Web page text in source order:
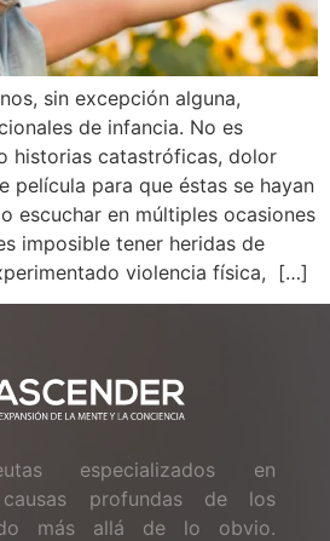
sin excepción alguna,
de infancia. No es
historias catastróficas, dolor
película para que éstas se hayan
escuchar en múltiples ocasiones
imposible tener heridas de
violencia física, […]
especializados en
profundas de los
más allá de lo obvio.